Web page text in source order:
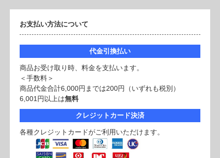
お支払い方法について
代金引換払い
商品お受け取り時、料金を支払います。
＜手数料＞
商品代金合計6,000円までは200円（いずれも税別）
6,001円以上は無料
クレジットカード決済
各種クレジットカードがご利用いただけます。